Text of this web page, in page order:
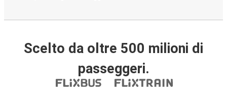
Scelto da oltre 500 milioni di
passeggeri.